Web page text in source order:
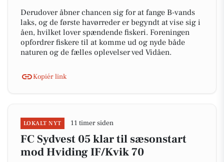
Derudover åbner chancen sig for at fange B-vands
laks, og de første havørreder er begyndt at vise sig i
åen, hvilket lover spændende fiskeri. Foreningen
opfordrer fiskere til at komme ud og nyde både
naturen og de fælles oplevelser ved Vidåen.
Kopiér link
LOKALT NYT 11 timer siden
FC Sydvest 05 klar til sæsonstart
mod Hviding IF/Kvik 70